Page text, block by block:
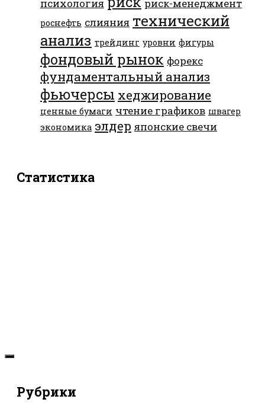
психология риск-менеджмент
роснефть слияния технический
анализ трейдинг уровни фигуры
фондовый рынок форекс
фундаментальный анализ
фьючерсы хеджирование
ценные бумаги чтение графиков швагер
экономика элдер японские свечи
Статистика
Рубрики